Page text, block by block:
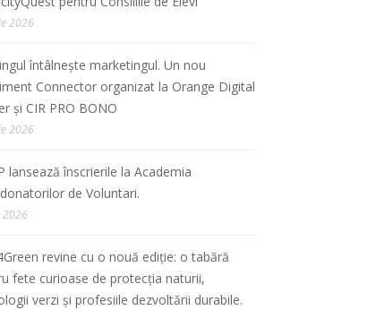
2026
întâlnește marketingul. Un nou
Connector organizat la Orange Digital
și CIR PRO BONO
2026
lansează înscrierile la Academia
de Voluntari.
2026
revine cu o nouă ediție: o tabără
fete curioase de protecția naturii,
verzi și profesiile dezvoltării durabile.